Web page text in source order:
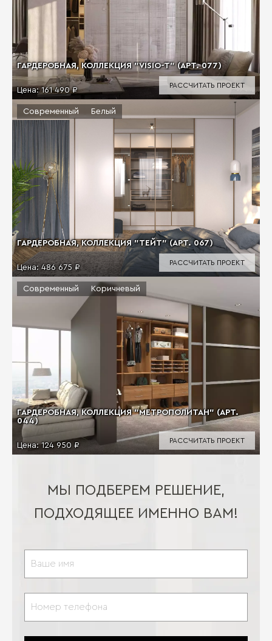
ГАРДЕРОБНАЯ, КОЛЛЕКЦИЯ "VISIO-T" (АРТ. 077)
Цена:161 490 ₽
РАССЧИТАТЬ ПРОЕКТ
ГАРДЕРОБНАЯ, КОЛЛЕКЦИЯ "ТЕЙТ" (АРТ. 067)
Цена:486 675 ₽
Современный Белый
РАССЧИТАТЬ ПРОЕКТ
ГАРДЕРОБНАЯ, КОЛЛЕКЦИЯ "МЕТРОПОЛИТАН" (АРТ.
044)
Цена:124 950 ₽
Современный Коричневый
РАССЧИТАТЬ ПРОЕКТ
МЫ ПОДБЕРЕМ РЕШЕНИЕ,
ПОДХОДЯЩЕЕ ИМЕННО ВАМ!